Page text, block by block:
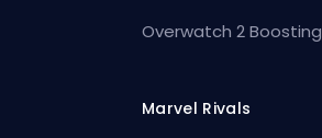
Overwatch 2 Boosting
Marvel Rivals